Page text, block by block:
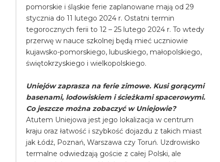
pomorskie i śląskie ferie zaplanowane mają od 29
stycznia do 11 lutego 2024 r. Ostatni termin
tegorocznych ferii to 12 – 25 lutego 2024 r. To wtedy
przerwę w nauce szkolnej będą mieć uczniowie
kujawsko-pomorskiego, lubuskiego, małopolskiego,
świętokrzyskiego i wielkopolskiego.
Uniejów zaprasza na ferie zimowe. Kusi gorącymi
basenami, lodowiskiem i ścieżkami spacerowymi.
Co jeszcze można zobaczyć w Uniejowie?
Atutem Uniejowa jest jego lokalizacja w centrum
kraju oraz łatwość i szybkość dojazdu z takich miast
jak Łódź, Poznań, Warszawa czy Toruń. Uzdrowisko
termalne odwiedzają goście z całej Polski, ale